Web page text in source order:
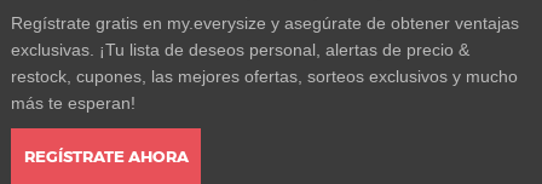
Regístrate gratis en my.everysize y asegúrate de obtener ventajas
exclusivas. ¡Tu lista de deseos personal, alertas de precio &
restock, cupones, las mejores ofertas, sorteos exclusivos y mucho
más te esperan!
REGÍSTRATE AHORA